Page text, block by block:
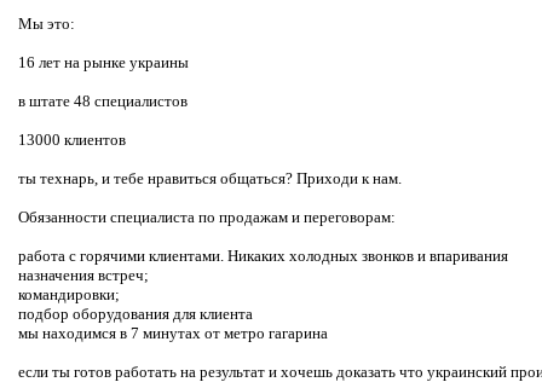
Мы это:
16 лет на рынке украины
в штате 48 специалистов
13000 клиентов
ты технарь, и тебе нравиться общаться? Приходи к нам.
Обязанности специалиста по продажам и переговорам:
работа с горячими клиентами. Никаких холодных звонков и впаривания
назначения встреч;
командировки;
подбор оборудования для клиента
мы находимся в 7 минутах от метро гагарина
если ты готов работать на результат и хочешь доказать что украинский